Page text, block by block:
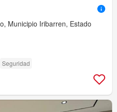
Municipio Iribarren, Estado
Seguridad